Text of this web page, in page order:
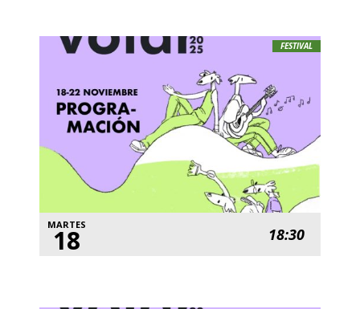
FESTIVAL
MARTES
18 18:30